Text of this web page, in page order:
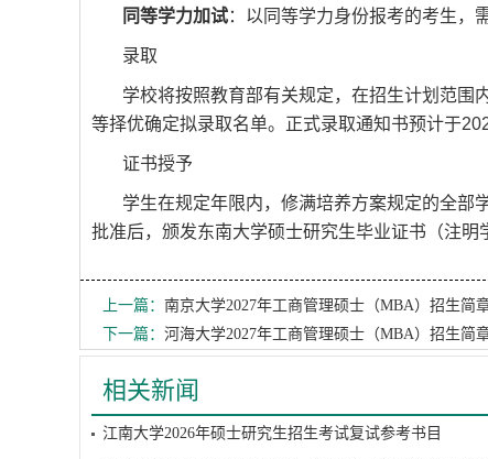
同等学力加试：以同等学力身份报考的考生，
录取
学校将按照教育部有关规定，在招生计划范围
等择优确定拟录取名单。正式录取通知书预计于
证书授予
学生在规定年限内，修满培养方案规定的全部
批准后，颁发东南大学硕士研究生毕业证书（注明
上一篇： 南京大学2027年工商管理硕士（MBA）招生简
下一篇： 河海大学2027年工商管理硕士（MBA）招生简
相关新闻
江南大学2026年硕士研究生招生考试复试参考书目